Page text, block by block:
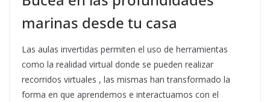
marinas desde tu casa
Las aulas invertidas permiten el uso de herramientas
como la realidad virtual donde se pueden realizar
recorridos virtuales , las mismas han transformado la
forma en que aprendemos e interactuamos con el